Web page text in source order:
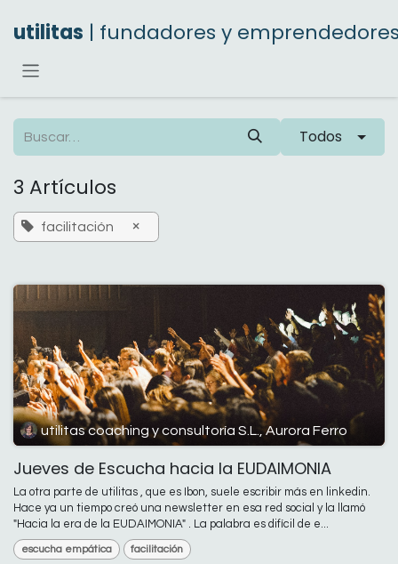
utilitas | fundadores y
Todos
3 Artículos
facilitación ×
utilitas coaching y consultoría S.L., Aurora Ferro
Jueves de Escucha hacia la EUDAIMONIA
La otra parte de utilitas , que es Ibon, suele escribir más en linkedin.
Hace ya un tiempo creó una newsletter en esa red social y la llamó
"Hacia la era de la EUDAIMONIA" . La palabra es difícil de e...
escucha empática facilitación